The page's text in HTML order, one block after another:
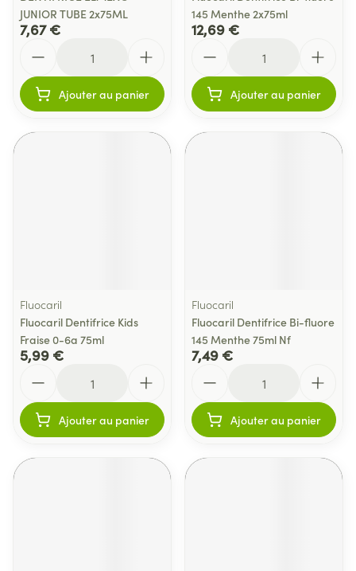
JUNIOR TUBE 2x75ML
7,67 €
Ajouter au panier
145 Menthe 2x75ml
12,69 €
Ajouter au panier
Fluocaril
Fluocaril Dentifrice Kids
Fraise 0-6a 75ml
5,99 €
Ajouter au panier
Fluocaril
Fluocaril Dentifrice Bi-fluore
145 Menthe 75ml Nf
7,49 €
Ajouter au panier